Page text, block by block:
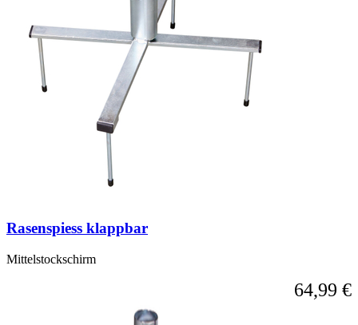
Rasenspiess klappbar
Mittelstockschirm
64,99 €